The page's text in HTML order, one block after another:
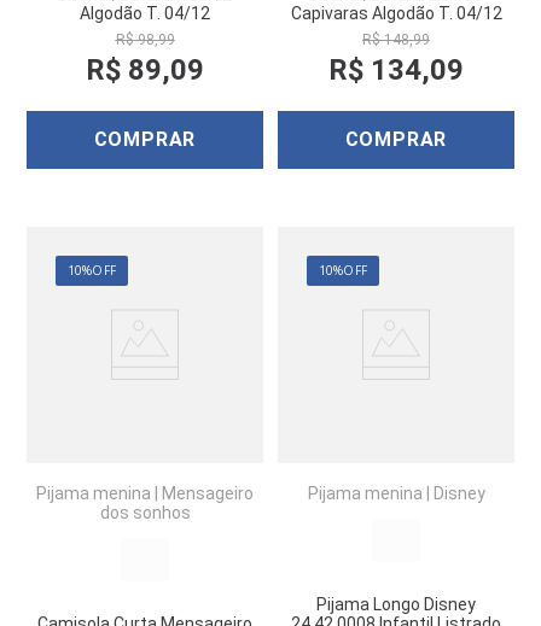
Algodão T. 04/12
R$ 98,99
R$ 89,09
COMPRAR
Capivaras Algodão T. 04/12
R$ 148,99
R$ 134,09
COMPRAR
Pijama menina
Mensageiro
dos sonhos
10%OFF
Pijama menina Disney
Pijama Longo Disney
10%OFF